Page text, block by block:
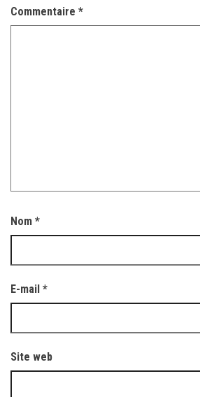
Commentaire *
Nom *
E-mail *
Site web